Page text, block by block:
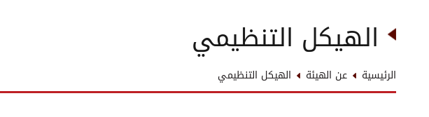
الهيكل التنظيمي
الرئيسية عن الهيئة الهيكل التنظيمي